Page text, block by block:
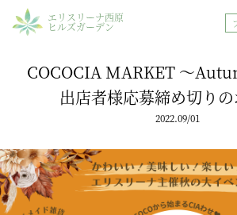
エリスリーナ西原
ヒルズガーデン
COCOCIA MARKET 〜
出店者様応募締め切り
2022.09/01